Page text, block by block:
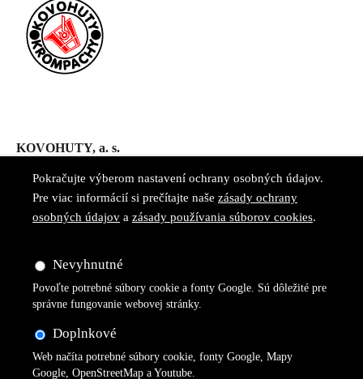
KOVOHUTY, a. s.
053 42 Krompachy
office@kovohuty.sk
> Montanwerke Brixlegg AG
Pokračujte výberom nastavení ochrany osobných údajov.
Pre viac informácií si prečítajte naše zásady ochrany
osobných údajov a zásady používania súborov cookies.
Nevyhnutné
Povoľte potrebné súbory cookie a fonty Google. Sú dôležité pre
správne fungovanie webovej stránky.
Doplnkové
Web načíta potrebné súbory cookie, fonty Google, Mapy
Google, OpenStreetMap a Youtube.